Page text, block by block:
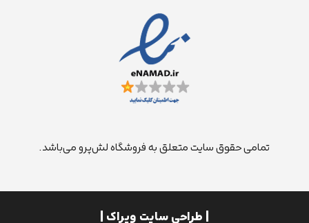
تمامی حقوق سایت متعلق به فروشگاه لش‌پرو می‌باشد.
| طراحی سایت ویراک |